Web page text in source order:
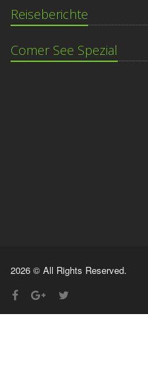
Reiseberichte
Comer See Spezial
2026 © All Rights Reserved.